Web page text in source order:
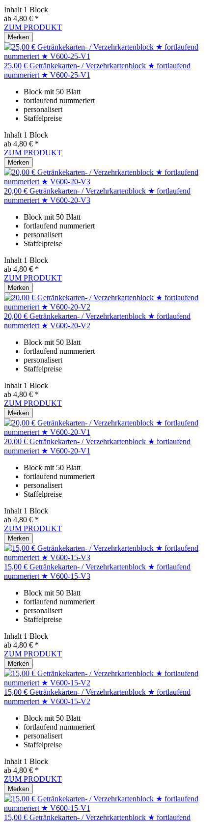
Inhalt 1 Block
ab 4,80 € *
ZUM PRODUKT
Merken
25,00 € Getränkekarten- / Verzehrkartenblock ★ fortlaufend
nummeriert ★ V600-25-V1
Block mit 50 Blatt
fortlaufend nummeriert
personalisert
Staffelpreise
Inhalt 1 Block
ab 4,80 € *
ZUM PRODUKT
Merken
20,00 € Getränkekarten- / Verzehrkartenblock ★ fortlaufend
nummeriert ★ V600-20-V3
Block mit 50 Blatt
fortlaufend nummeriert
personalisert
Staffelpreise
Inhalt 1 Block
ab 4,80 € *
ZUM PRODUKT
Merken
20,00 € Getränkekarten- / Verzehrkartenblock ★ fortlaufend
nummeriert ★ V600-20-V2
Block mit 50 Blatt
fortlaufend nummeriert
personalisert
Staffelpreise
Inhalt 1 Block
ab 4,80 € *
ZUM PRODUKT
Merken
20,00 € Getränkekarten- / Verzehrkartenblock ★ fortlaufend
nummeriert ★ V600-20-V1
Block mit 50 Blatt
fortlaufend nummeriert
personalisert
Staffelpreise
Inhalt 1 Block
ab 4,80 € *
ZUM PRODUKT
Merken
15,00 € Getränkekarten- / Verzehrkartenblock ★ fortlaufend
nummeriert ★ V600-15-V3
Block mit 50 Blatt
fortlaufend nummeriert
personalisert
Staffelpreise
Inhalt 1 Block
ab 4,80 € *
ZUM PRODUKT
Merken
15,00 € Getränkekarten- / Verzehrkartenblock ★ fortlaufend
nummeriert ★ V600-15-V2
Block mit 50 Blatt
fortlaufend nummeriert
personalisert
Staffelpreise
Inhalt 1 Block
ab 4,80 € *
ZUM PRODUKT
Merken
15,00 € Getränkekarten- / Verzehrkartenblock ★ fortlaufend